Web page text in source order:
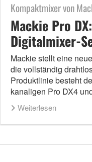
Kompaktmixer von
Mackie Pro
Digitalmixer-
Mackie stellt eine
die vollständig
Produktlinie besteht
kanaligen Pro DX4
Weiterlesen